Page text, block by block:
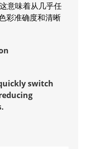
意味着从几乎任
彩准确度和清晰
switch